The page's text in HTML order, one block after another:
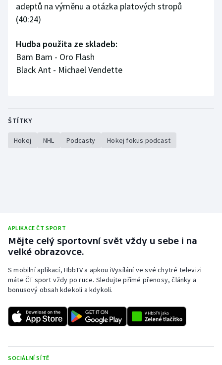
Ragby
Rychlobruslení
Rychlostní kanoistika
Volejbal
Ostatní
adeptů na výměnu a otázka platových stropů
(40:24)
Hudba použita ze skladeb:
Bam Bam - Oro Flash
Black Ant - Michael Vendette
ŠTÍTKY
Hokej NHL Podcasty Hokej fokus podcast
APLIKACE ČT SPORT
Mějte celý sportovní svět vždy u sebe i na
velké obrazovce.
S mobilní aplikací, HbbTV a apkou iVysílání ve své chytré televizi
máte ČT sport vždy po ruce. Sledujte přímé přenosy, články a
bonusový obsah kdekoli a kdykoli.
SOCIÁLNÍ SÍTĚ